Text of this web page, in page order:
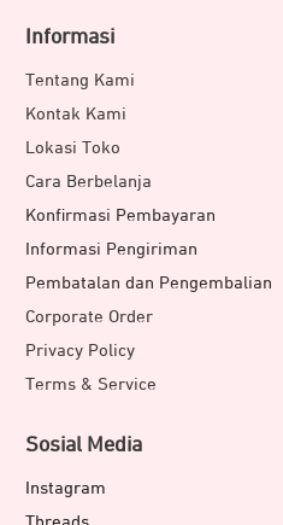
Informasi
Tentang Kami
Kontak Kami
Lokasi Toko
Cara Berbelanja
Konfirmasi Pembayaran
Informasi Pengiriman
Pembatalan dan Pengembalian
Corporate Order
Privacy Policy
Terms & Service
Sosial Media
Instagram